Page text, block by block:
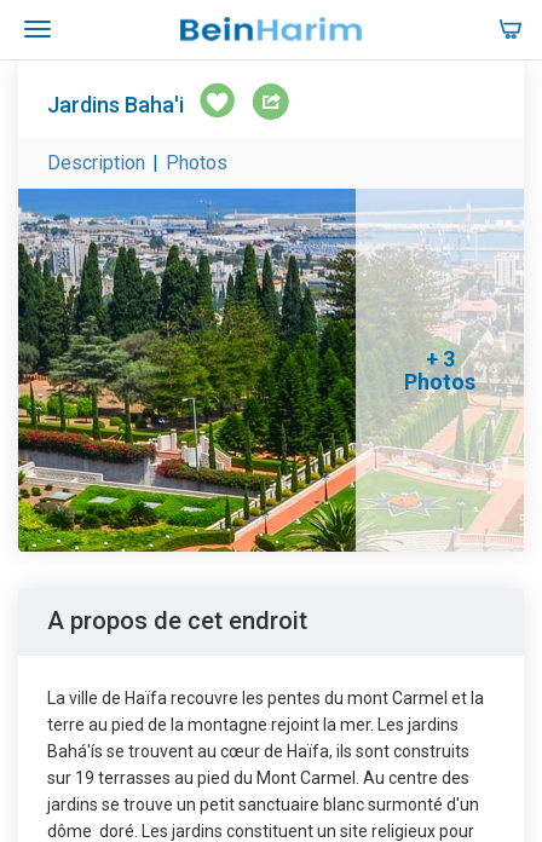
Jardins Baha'i
Description | Photos
+ 3
Photos
A propos de cet endroit
La ville de Haïfa recouvre les pentes du mont Carmel et la
terre au pied de la montagne rejoint la mer. Les jardins
Bahá'ís se trouvent au cœur de Haïfa, ils sont construits
sur 19 terrasses au pied du Mont Carmel. Au centre des
jardins se trouve un petit sanctuaire blanc surmonté d'un
dôme doré. Les jardins constituent un site religieux pour